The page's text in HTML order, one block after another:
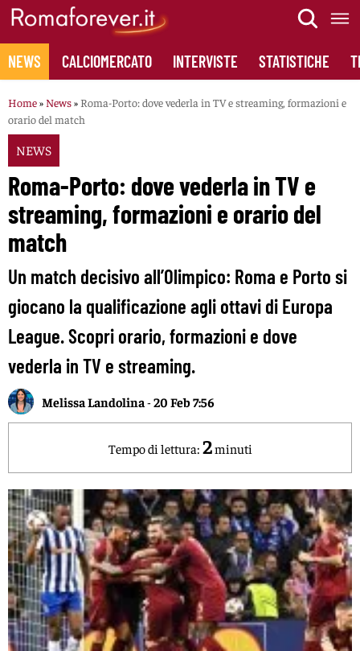
Skip
content
NEWS CALCIOMERCATO INTERVISTE STATISTICHE
Home» News» Roma-Porto: dove vederla in TV e streaming, formazioni e
orario del match
NEWS
Roma-Porto: dove vederla in TV e
streaming, formazioni e orario del
match
Un match decisivo all’Olimpico: Roma e Porto si
giocano la qualificazione agli ottavi di Europa
League. Scopri orario, formazioni e dove
vederla in TV e streaming.
Melissa Landolina -20 Feb 7:56
Tempo di lettura: 2minuti